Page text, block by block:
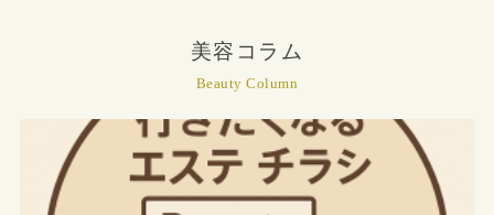
美容コラム
Beauty Column